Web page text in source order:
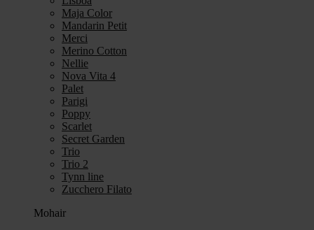
Maja Color
Mandarin Petit
Merci
Merino Cotton
Nellie
Nova Vita 4
Palet
Parigi
Poppy
Scarlet
Secret Garden
Trio
Trio 2
Tynn line
Zucchero Filato
Mohair